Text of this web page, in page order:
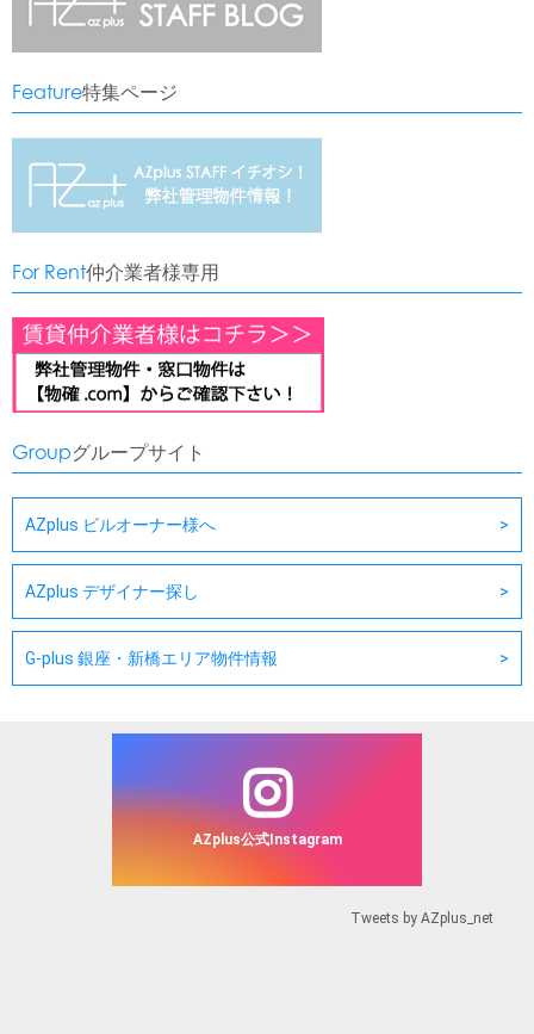
Feature特集ページ
For Rent仲介業者様専用
Groupグループサイト
AZplus ビルオーナー様へ
AZplus デザイナー探し
G-plus 銀座・新橋エリア物件情報
AZplus公式Instagram
Tweets by AZplus_net